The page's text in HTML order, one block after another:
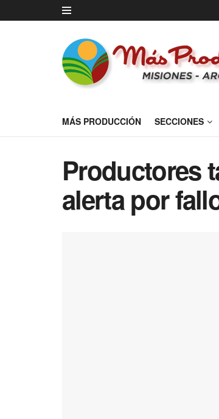
MÁS PRODUCCIÓN SECCIONES
Productores
alerta por